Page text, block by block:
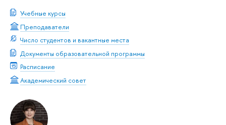
Учебные курсы
Преподаватели
Число студентов и вакантные места
Документы образовательной программы
Расписание
Академический совет